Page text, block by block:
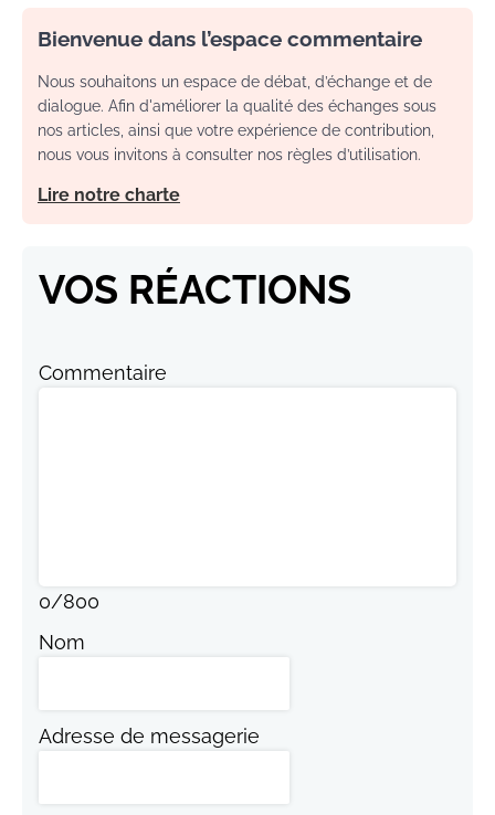
Bienvenue dans l’espace commentaire
Nous souhaitons un espace de débat, d’échange et de
dialogue. Afin d'améliorer la qualité des échanges sous
nos articles, ainsi que votre expérience de contribution,
nous vous invitons à consulter nos règles d’utilisation.
Lire notre charte
VOS RÉACTIONS
Commentaire
0/800
Nom
Adresse de messagerie